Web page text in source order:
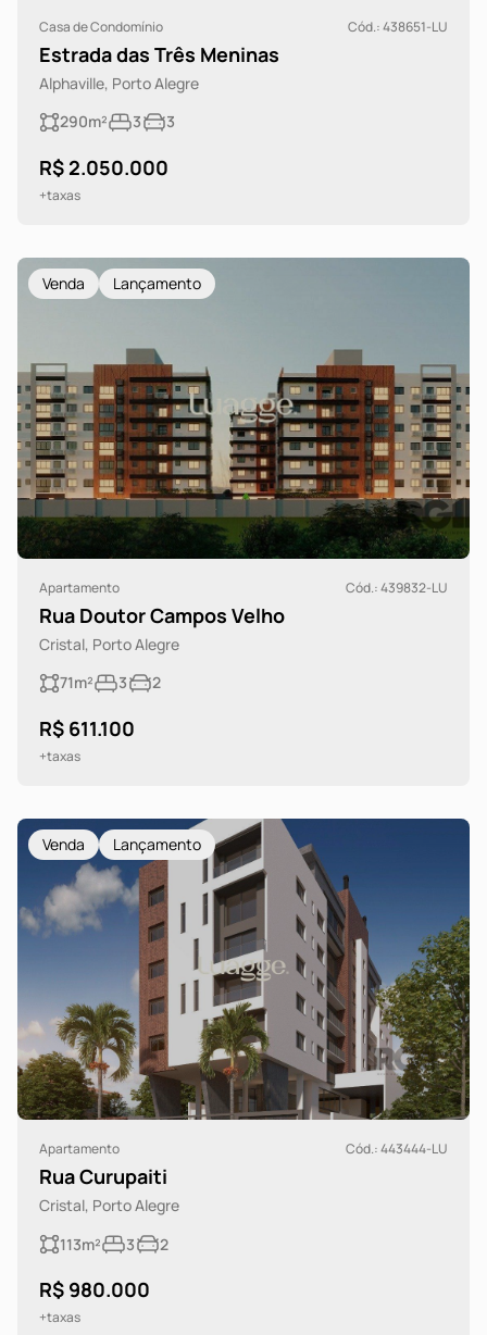
Casa de Condomínio Cód.: 438651-LU
Estrada das Três Meninas
Alphaville, Porto Alegre
290m²
3 3
R$ 2.050.000
+taxas
Venda Lançamento
Apartamento Cód.: 439832-LU
Rua Doutor Campos Velho
Cristal, Porto Alegre
71m²
3 2
R$ 611.100
+taxas
Venda Lançamento
Apartamento Cód.: 443444-LU
Rua Curupaiti
Cristal, Porto Alegre
113m²
3 2
R$ 980.000
+taxas